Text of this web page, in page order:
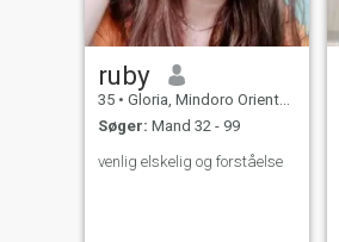
ruby
35 • Gloria, Mindoro Oriental, Filippinerne
Søger: Mand 32 - 99
venlig elskelig og forståelse